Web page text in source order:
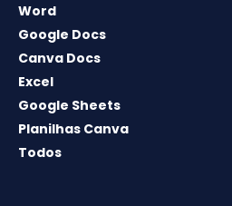
Word
Google Docs
Canva Docs
Excel
Google Sheets
Planilhas Canva
Todos